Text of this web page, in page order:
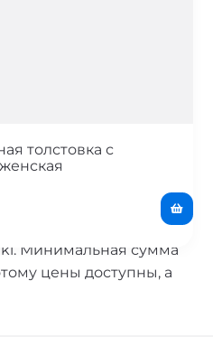
толстовка с
Минимальная сумма
цены доступны, а